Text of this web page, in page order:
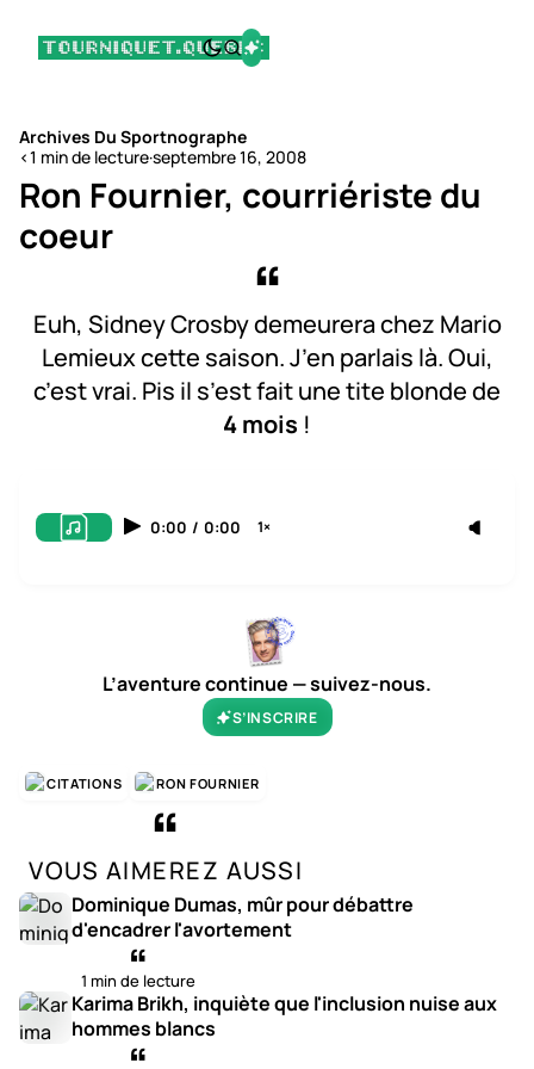
Archives Du Sportnographe
<1 min de lecture·septembre 16, 2008
Ron Fournier, courriériste du
coeur
Euh, Sidney Crosby demeurera chez Mario
Lemieux cette saison. J’en parlais là. Oui,
c’est vrai. Pis il s’est fait une tite blonde de
4 mois !
0:00 / 0:00 1×
L’aventure continue — suivez-nous.
S’INSCRIRE
CITATIONS RON FOURNIER
VOUS AIMEREZ AUSSI
Dominique Dumas, mûr pour débattre
d'encadrer l'avortement
1 min de lecture
Karima Brikh, inquiète que l'inclusion nuise aux
hommes blancs